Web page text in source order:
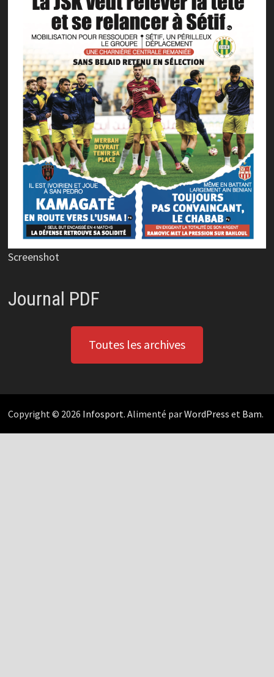
Screenshot
Journal PDF
Toutes les archives
Copyright © 2026 Infosport. Alimenté parWordPress et Bam.